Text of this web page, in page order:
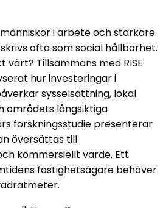
i arbete och starkare
ofta som social hållbarhet.
värt? Tillsammans med RISE
hur investeringar i
sysselsättning, lokal
områdets långsiktiga
forskningsstudie presenterar
översättas till
kommersiellt värde. Ett
fastighetsägare behöver